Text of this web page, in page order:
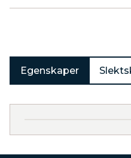
Egenskaper